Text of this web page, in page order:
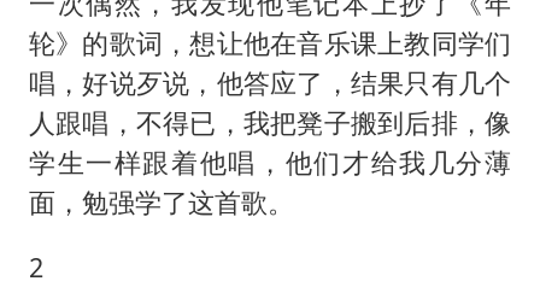
轮》的歌词，想让他在音乐课上教同学们
唱，好说歹说，他答应了，结果只有几个
人跟唱，不得已，我把凳子搬到后排，像
学生一样跟着他唱，他们才给我几分薄
面，勉强学了这首歌。
2